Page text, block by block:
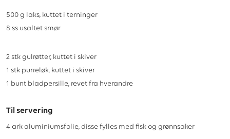
500 g laks, kuttet i terninger
8 ss usaltet smør
2 stk gulrøtter, kuttet i skiver
1 stk purreløk, kuttet i skiver
1 bunt bladpersille, revet fra hverandre
Til servering
4 ark aluminiumsfolie, disse fylles med fisk og grønnsaker